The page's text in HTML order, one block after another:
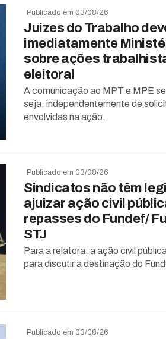
Publicado em 03/08/26
Juízes do Trabalho
imediatamente
sobre ações
eleitoral
A comunicação ao MPT e MPE
seja, independentemente de
envolvidas na ação.
Publicado em 03/08/26
Sindicatos não têm
ajuizar ação civil
repasses do Fundef/
STJ
Para a relatora, a ação civil
para discutir a destinação do
Publicado em 03/08/26